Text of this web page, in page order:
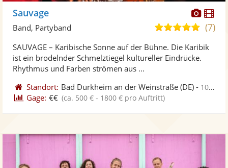
Fotos
Sauvage
5,0
5
(7)
Band, Partyband
SAUVAGE – Karibische Sonne auf der Bühne. Die Karibik
ist ein brodelnder Schmelztiegel kultureller Eindrücke.
Rhythmus und Farben strömen aus ...
Standort: Bad Dürkheim an der Weinstraße (DE) - 105 km von Dillingen
Gage: €€ (ca. 500 € - 1800 € pro Auftritt)